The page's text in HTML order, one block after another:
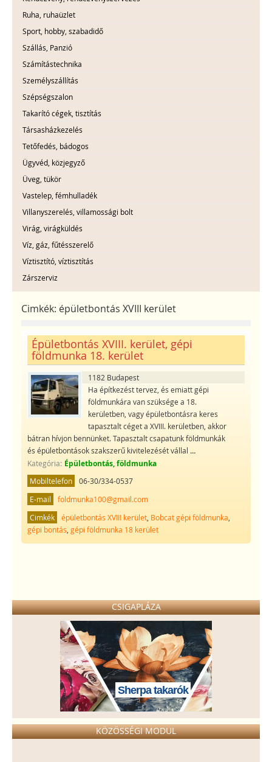
Ruha, ruhaüzlet
Sport, hobby, szabadidő
Szállás, Panzió
Számítástechnika
Személyszállítás
Szépségszalon
Takarító cégek, tisztítás
Társasházkezelés
Tetőfedés, bádogos
Ügyvéd, közjegyző
Üveg, tükör
Vastelep, fémhulladék
Villanyszerelés, villamossági bolt
Virág, virágküldés
Víz, gáz, fűtésszerelő
Víztisztító, víztisztítás
Zárszerviz
Cimkék: épületbontás XVIII kerület
Épületbontás XVIII. kerület, gépi
földmunka 18. kerület
1182 Budapest
Ha építkezést tervez, és emiatt gépi
földmunkára van szüksége a 18.
kerületben, vagy épületbontásra keres
tapasztalt céget a XVIII. kerületben, akkor
bátran hívjon bennünket. Tapasztalt csapatunk földmunkák
és épületbontások szakszerű kivitelezését vállal ...
Kategória: Épületbontás, földmunka
Mobiltelefon
06-30/334-0537
E-mail
foldmunka100@gmail.com
Cimkék
épületbontás XVIII kerület, Bobcat gépi földmunka
gépi bontás gépi földmunka 18 kerület
CSIGAPLÁZA
Sherpa takarók
KÖZÖSSÉGI MODUL